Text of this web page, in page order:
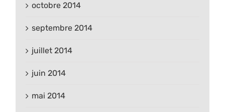
octobre 2014
septembre 2014
juillet 2014
juin 2014
mai 2014